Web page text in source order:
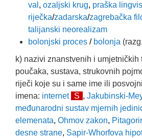
val , ozaljski krug, praška
riječka/zadarska/zagrebačka
talijanski neorealizam
bolonjski proces /bolonja
k) nazivi znanstvenih i umjetničkih
poučaka, sustava, strukovnih
riječi koje su i same ime ili
imena: internet S , Jakubinski-
međunarodni sustav mjernih
elemenata, Ohmov zakon,
desne strane, Sapir-Whorfova